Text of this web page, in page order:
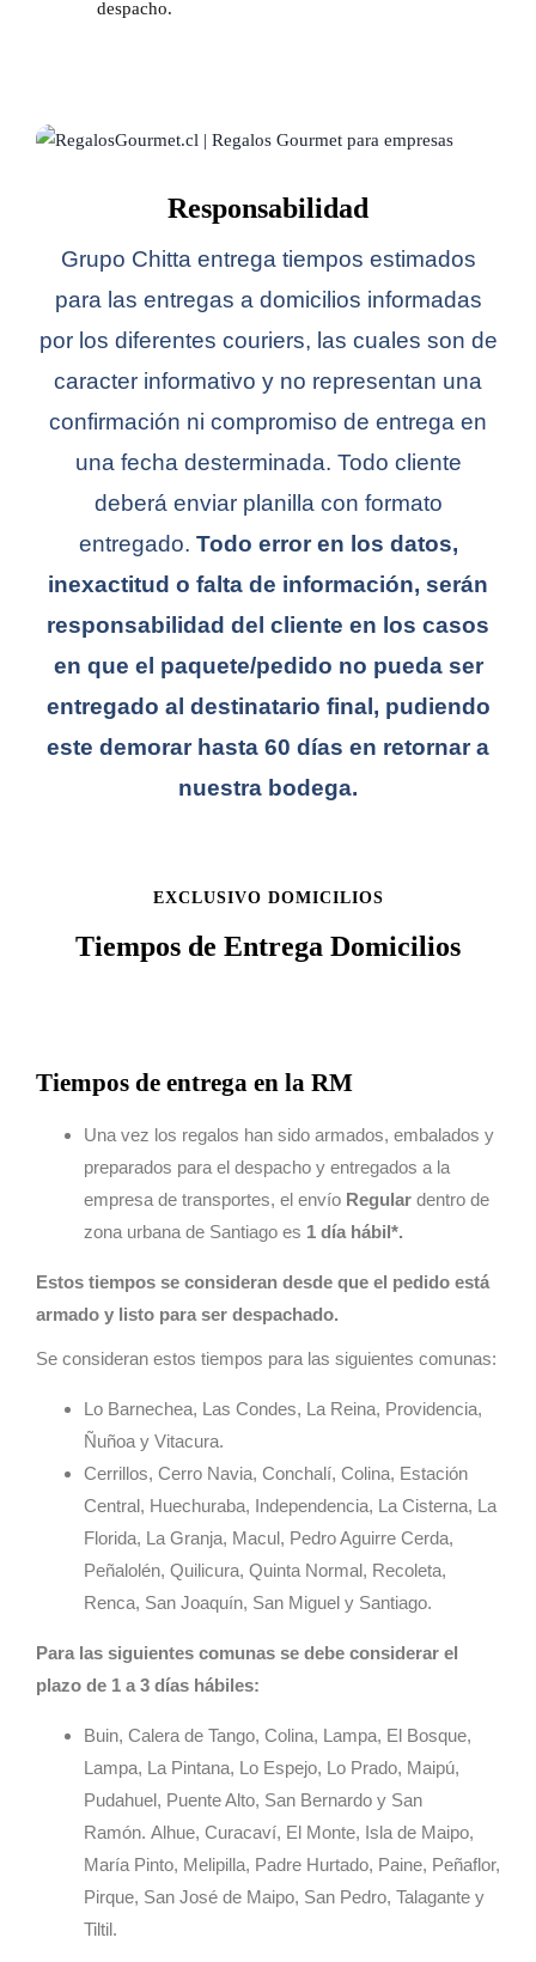
despacho.
Responsabilidad
Grupo Chitta entrega tiempos estimados
para las entregas a domicilios informadas
por los diferentes couriers, las cuales son de
caracter informativo y no representan una
confirmación ni compromiso de entrega en
una fecha desterminada. Todo cliente
deberá enviar planilla con formato
entregado. Todo error en los datos,
inexactitud o falta de información, serán
responsabilidad del cliente en los casos
en que el paquete/pedido no pueda ser
entregado al destinatario final, pudiendo
este demorar hasta 60 días en retornar a
nuestra bodega.
EXCLUSIVO DOMICILIOS
Tiempos de Entrega Domicilios
Tiempos de entrega en la RM
Una vez los regalos han sido armados, embalados y
preparados para el despacho y entregados a la
empresa de transportes, el envío Regular dentro de
zona urbana de Santiago es 1 día hábil*.
Estos tiempos se consideran desde que el pedido está
armado y listo para ser despachado.
Se consideran estos tiempos para las siguientes comunas:
Lo Barnechea, Las Condes, La Reina, Providencia,
Ñuñoa y Vitacura.
Cerrillos, Cerro Navia, Conchalí, Colina, Estación
Central, Huechuraba, Independencia, La Cisterna, La
Florida, La Granja, Macul, Pedro Aguirre Cerda,
Peñalolén, Quilicura, Quinta Normal, Recoleta,
Renca, San Joaquín, San Miguel y Santiago.
Para las siguientes comunas se debe considerar el
plazo de 1 a 3 días hábiles:
Buin, Calera de Tango, Colina, Lampa, El Bosque,
Lampa, La Pintana, Lo Espejo, Lo Prado, Maipú,
Pudahuel, Puente Alto, San Bernardo y San
Ramón. Alhue, Curacaví, El Monte, Isla de Maipo,
María Pinto, Melipilla, Padre Hurtado, Paine, Peñaflor,
Pirque, San José de Maipo, San Pedro, Talagante y
Tiltil.